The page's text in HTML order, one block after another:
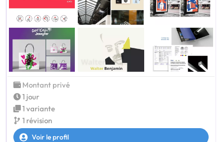
Montant privé
1 jour
1 variante
1 révision
Voir le profil